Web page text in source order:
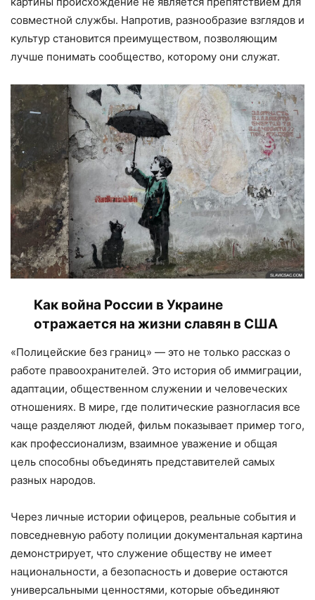
совместной службы. Напротив, разнообразие взглядов и
культур становится преимуществом, позволяющим
лучше понимать сообщество, которому они служат.
Как война России в Украине
отражается на жизни славян в США
«Полицейские без границ» — это не только рассказ о
работе правоохранителей. Это история об иммиграции,
адаптации, общественном служении и человеческих
отношениях. В мире, где политические разногласия все
чаще разделяют людей, фильм показывает пример того,
как профессионализм, взаимное уважение и общая
цель способны объединять представителей самых
разных народов.
Через личные истории офицеров, реальные события и
повседневную работу полиции документальная картина
демонстрирует, что служение обществу не имеет
национальности, а безопасность и доверие остаются
универсальными ценностями, которые объединяют